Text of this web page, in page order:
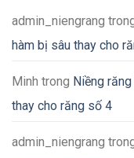
admin_niengrang
hàm bị sâu thay cho
Minh trong Niềng
thay cho răng số 4
admin_niengrang